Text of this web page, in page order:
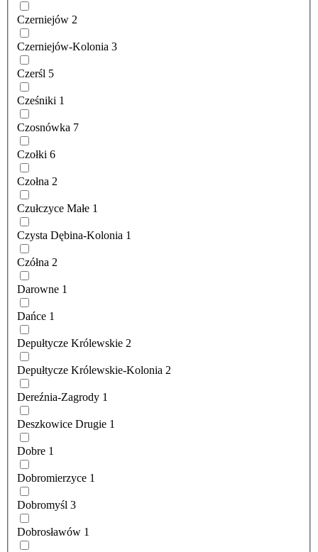
Czerniejów 2
Czerniejów-Kolonia 3
Czerśl 5
Cześniki 1
Czosnówka 7
Czołki 6
Czołna 2
Czułczyce Małe 1
Czysta Dębina-Kolonia 1
Czółna 2
Darowne 1
Dańce 1
Depułtycze Królewskie 2
Depułtycze Królewskie-Kolonia 2
Dereźnia-Zagrody 1
Deszkowice Drugie 1
Dobre 1
Dobromierzyce 1
Dobromyśl 3
Dobrosławów 1